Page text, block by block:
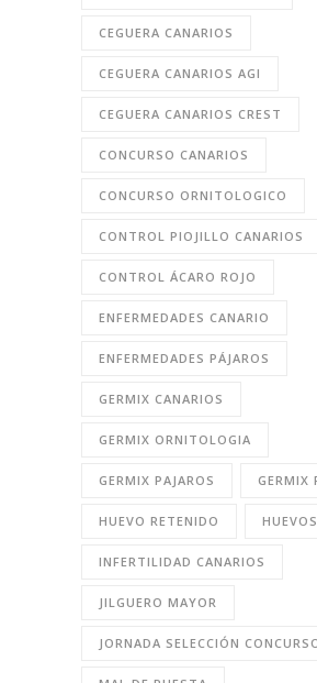
CEGUERA CANARIOS
CEGUERA CANARIOS AGI
CEGUERA CANARIOS CREST
CONCURSO CANARIOS
CONCURSO ORNITOLOGICO
CONTROL PIOJILLO CANARIOS
CONTROL ÁCARO ROJO
ENFERMEDADES CANARIO
ENFERMEDADES PÁJAROS
GERMIX CANARIOS
GERMIX ORNITOLOGIA
GERMIX PAJAROS GERMIX
HUEVO RETENIDO
INFERTILIDAD CANARIOS
JILGUERO MAYOR
JORNADA SELECCIÓN